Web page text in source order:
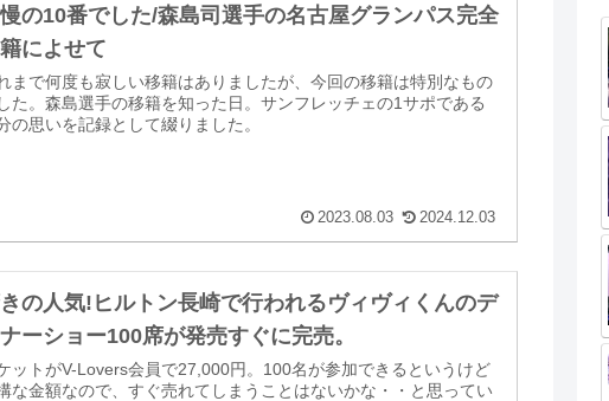
の10番でした/森島司選手の名古屋グランパス完全
によせて
まで何度も寂しい移籍はありましたが、今回の移籍は特別なもの
た。森島選手の移籍を知った日。サンフレッチェの1サポである
の思いを記録として綴りました。
2023.08.03 2024.12.03
の人気!ヒルトン長崎で行われるヴィヴィくんのデ
ーショー100席が発売すぐに完売。
ットがV-Lovers会員で27,000円。100名が参加できるというけど
な金額なので、すぐ売れてしまうことはないかな・・と思ってい